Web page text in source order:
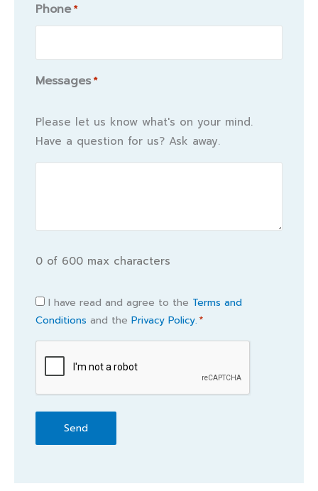
Phone *
Messages *
Please let us know what's on your mind.
Have a question for us? Ask away.
0 of 600 max characters
Consent
*
I have read and agree to the Terms and
Conditions and the Privacy Policy. *